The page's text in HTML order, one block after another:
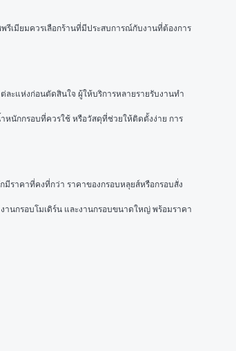
รีเมียมควรเลือกร้านที่มีประสบการณ์กับงานที่ต้องการ
ละแห่งก่อนตัดสินใจ ผู้ให้บริการหลายรายรับงานทำ
หนักกรอบที่ควรใช้ หรือวัสดุที่ช่วยให้ติดตั้งง่าย การ
ราคาที่คงที่กว่า ราคาของกรอบหลุยส์หรือกรอบสั่ง
านกรอบโมเดิร์น และงานกรอบขนาดใหญ่ พร้อมราคา